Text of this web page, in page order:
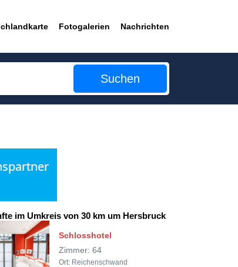
Fotogalerien Nachrichten
Suchen
im Umkreis von 30 km um Hersbruck
Schlosshotel
Zimmer: 64
Ort: Reichenschwand